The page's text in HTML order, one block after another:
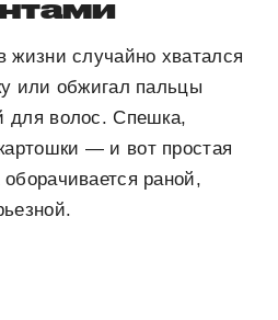
случайно хватался
или обжигал пальцы
для волос. Спешка,
— и вот простая
раной,